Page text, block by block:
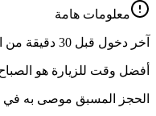
معلومات هامة
آخر دخول قبل 30 دقيقة من الإغلاق.
أفضل وقت للزيارة هو
الحجز المسبق موصى به في